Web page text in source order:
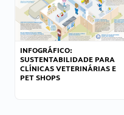
INFOGRÁFICO:
SUSTENTABILIDADE PARA
CLÍNICAS VETERINÁRIAS E
PET SHOPS